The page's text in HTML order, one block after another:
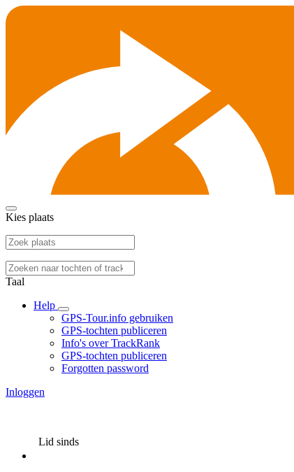
Kies plaats
Taal
Help
GPS-Tour.info gebruiken
GPS-tochten publiceren
Info's over TrackRank
GPS-tochten publiceren
Forgotten password
Inloggen
Lid sinds